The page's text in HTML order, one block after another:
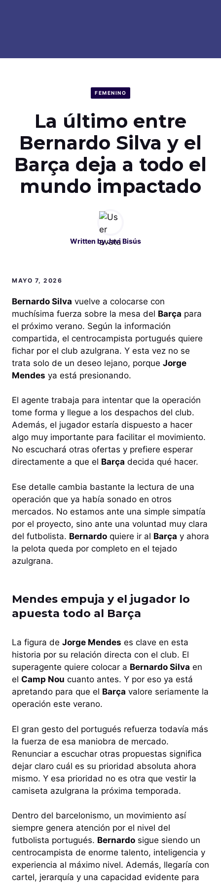
FEMENINO
La último entre
Bernardo Silva y el
Barça deja a todo el
mundo impactado
Written byJavi Bisús
MAYO 7, 2026
Bernardo Silva vuelve a colocarse con
muchísima fuerza sobre la mesa del Barça para
el próximo verano. Según la información
compartida, el centrocampista portugués quiere
fichar por el club azulgrana. Y esta vez no se
trata solo de un deseo lejano, porque Jorge
Mendes ya está presionando.
El agente trabaja para intentar que la operación
tome forma y llegue a los despachos del club.
Además, el jugador estaría dispuesto a hacer
algo muy importante para facilitar el movimiento.
No escuchará otras ofertas y prefiere esperar
directamente a que el Barça decida qué hacer.
Ese detalle cambia bastante la lectura de una
operación que ya había sonado en otros
mercados. No estamos ante una simple simpatía
por el proyecto, sino ante una voluntad muy clara
del futbolista. Bernardo quiere ir al Barça y ahora
la pelota queda por completo en el tejado
azulgrana.
Mendes empuja y el jugador lo
apuesta todo al Barça
La figura de Jorge Mendes es clave en esta
historia por su relación directa con el club. El
superagente quiere colocar a Bernardo Silva en
el Camp Nou cuanto antes. Y por eso ya está
apretando para que el Barça valore seriamente la
operación este verano.
El gran gesto del portugués refuerza todavía más
la fuerza de esa maniobra de mercado.
Renunciar a escuchar otras propuestas significa
dejar claro cuál es su prioridad absoluta ahora
mismo. Y esa prioridad no es otra que vestir la
camiseta azulgrana la próxima temporada.
Dentro del barcelonismo, un movimiento así
siempre genera atención por el nivel del
futbolista portugués. Bernardo sigue siendo un
centrocampista de enorme talento, inteligencia y
experiencia al máximo nivel. Además, llegaría con
cartel, jerarquía y una capacidad evidente para